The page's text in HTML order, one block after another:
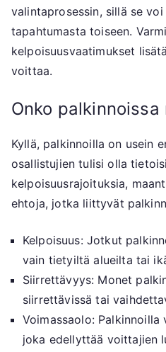
valintaprosessin, sillä se
tapahtumasta toiseen.
kelpoisuusvaatimukset
voittaa.
Onko
Kyllä, palkinnoilla on usein
osallistujien tulisi olla
kelpoisuusrajoituksia,
ehtoja, jotka liittyvät
Kelpoisuus: Jotkut
vain tietyiltä alueilta tai
Siirrettävyys: Monet
siirrettävissä tai
Voimassaolo:
joka edellyttää voittajien